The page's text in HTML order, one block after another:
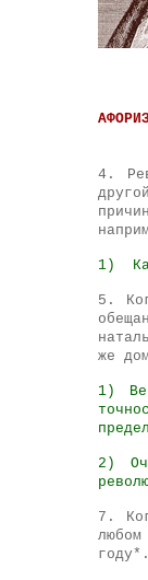
4.
1)
5.
же
1)
2)
7.
году*.